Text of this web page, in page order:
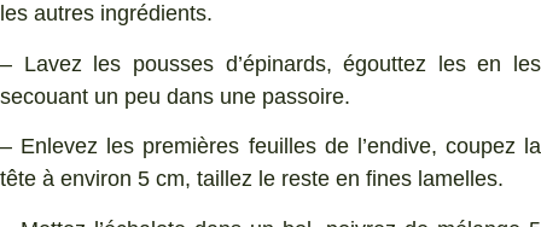
les autres ingrédients.
– Lavez les pousses d’épinards, égouttez les en les
secouant un peu dans une passoire.
– Enlevez les premières feuilles de l’endive, coupez la
tête à environ 5 cm, taillez le reste en fines lamelles.